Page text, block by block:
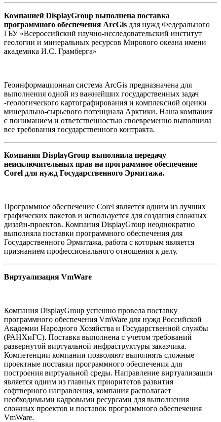
Компанией DisplayGroup выполнена поставка
программного обеспечения ArcGis для нужд Федерального
ГБУ «Всероссийский научно-исследовательский институт
геологии и минеральных ресурсов Мирового океана имени
академика И.С. Грамберга»
Геоинформационная система ArcGis предназначена для
выполнения одной из важнейших государственных задач
-геологического картографирования и комплексной оценки
минерально-сырьевого потенциала Арктики. Наша компания
с пониманием и ответственностью своевременно выполнила
все требования государственного контракта.
Компания DisplayGroup выполнила передачу
неисключительных прав на программное обеспечение
Corel для нужд Государственного Эрмитажа.
Программное обеспечение Corel является одним из лучших
графических пакетов и используется для создания сложных
дизайн-проектов. Компания DisplayGroup неоднократно
выполняла поставки программного обеспечения для
Государственного Эрмитажа, работа с которым является
признанием профессионального отношения к делу.
Виртуализация VmWare
Компания DisplayGroup успешно провела поставку
программного обеспечения VmWare для нужд Российской
Академии Народного Хозяйства и Государственной службы
(РАНХиГС). Поставка выполнена с учетом требований
развернутой виртуальной инфраструктуры заказчика.
Компетенции компании позволяют выполнять сложные
проектные поставки программного обеспечения для
построения виртуальной среды. Направление виртуализации
является одним из главных приоритетов развития
софтверного направления, компания располагает
необходимыми кадровыми ресурсами для выполнения
сложных проектов и поставок программного обеспечения
VmWare.